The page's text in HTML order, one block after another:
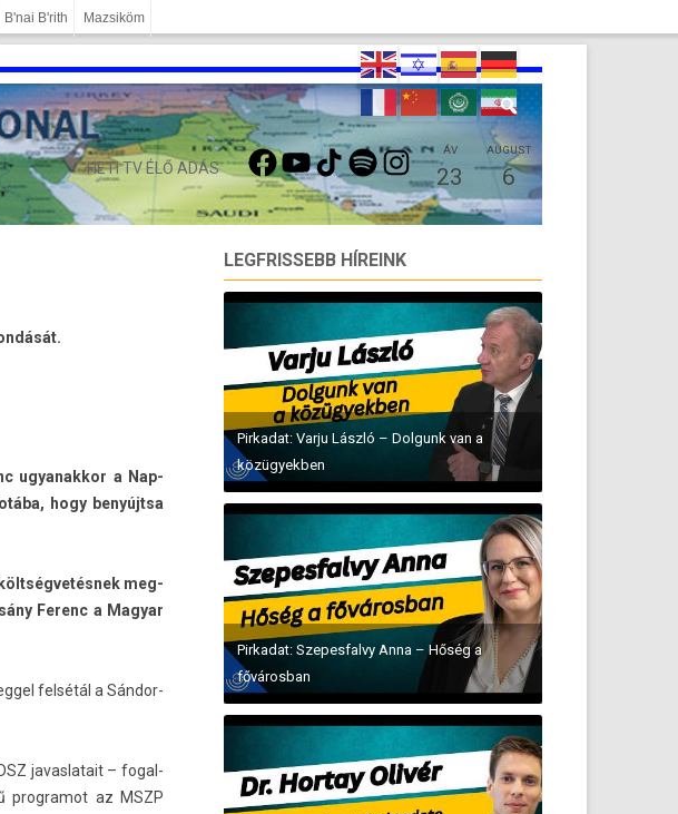
B'nai B'rith Mazsiköm
HETI TV ÉLŐ ADÁS
FACEBOOKYOUTUBETIKTOKSPOTIFYINSTAGRAMÁV
23
AUGUST
6
ugyanak­kor a Nap­
hogy benyújtsa
meg­
Ferenc a Magyar
felsétál a Sándor-
javas­latait – fogal­
pro­gramot az MSZP
LEGFRISSEBB HÍREINK
Pirkadat: Varju László – Dolgunk van a
közügyekben
Pirkadat: Szepesfalvy Anna – Hőség a
fővárosban